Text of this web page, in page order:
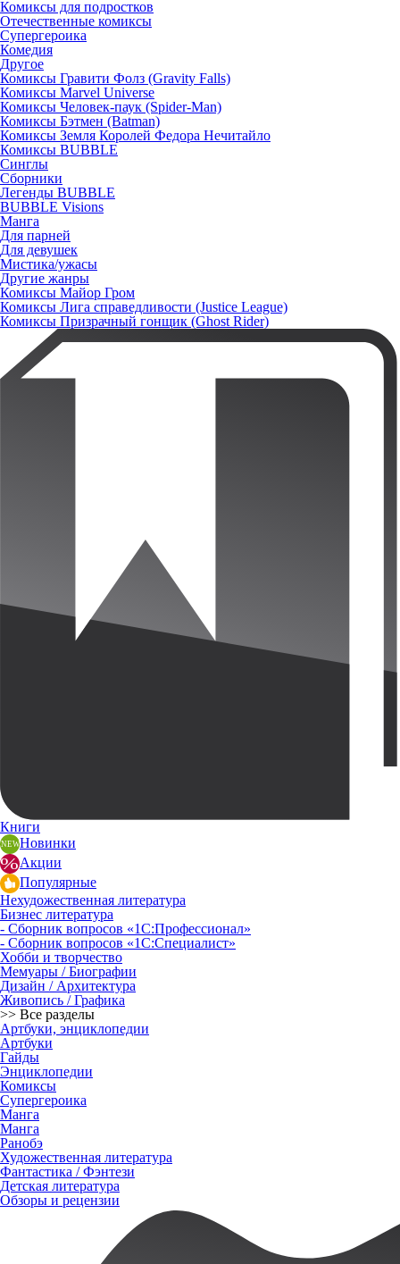
Комиксы для подростков
Отечественные комиксы
Супергероика
Комедия
Другое
Комиксы Гравити Фолз (Gravity Falls)
Комиксы Marvel Universe
Комиксы Человек-паук (Spider-Man)
Комиксы Бэтмен (Batman)
Комиксы Земля Королей Федора Нечитайло
Комиксы BUBBLE
Синглы
Сборники
Легенды BUBBLE
BUBBLE Visions
Манга
Для парней
Для девушек
Мистика/ужасы
Другие жанры
Комиксы Майор Гром
Комиксы Лига справедливости (Justice League)
Комиксы Призрачный гонщик (Ghost Rider)
Книги
Новинки
Акции
Популярные
Нехудожественная литература
Бизнес литература
- Сборник вопросов «1С:Профессионал»
- Сборник вопросов «1С:Специалист»
Хобби и творчество
Мемуары / Биографии
Дизайн / Архитектура
Живопись / Графика
>> Все разделы
Артбуки, энциклопедии
Артбуки
Гайды
Энциклопедии
Комиксы
Супергероика
Манга
Манга
Ранобэ
Художественная литература
Фантастика / Фэнтези
Детская литература
Обзоры и рецензии